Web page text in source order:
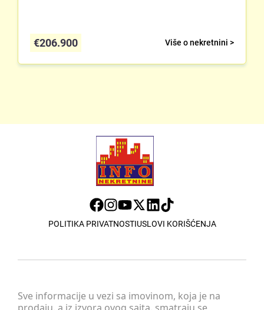
Više o nekretnini >
€206.900
POLITIKA PRIVATNOSTIUSLOVI KORIŠĆENJA
Sve informacije u vezi sa imovinom, koja je na